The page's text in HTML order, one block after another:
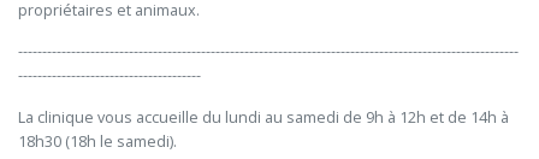
propriétaires et animaux.
--------------------------------------------------------------------------------------------------------
--------------------------------------
La clinique vous accueille du lundi au samedi de 9h à 12h et de 14h à
18h30 (18h le samedi).